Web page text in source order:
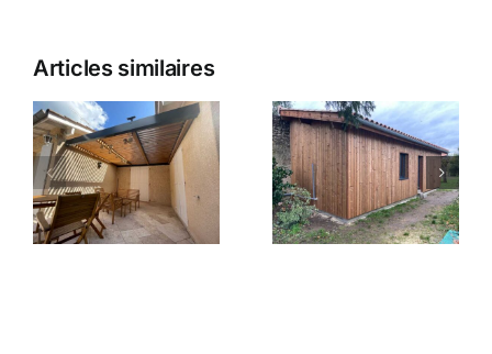
Articles similaires
Chalet habitable
de 30 m²
Pergola en bois